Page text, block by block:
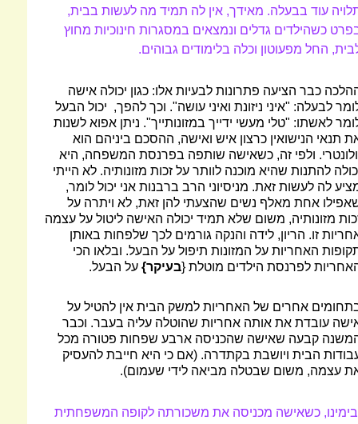
עוד בבעלה. מאידך, אין לה תמיד מה לעשות בבית,
כשהילדים גדלים ונמצאים במסגרות חינוכיות מחוץ
החל מפעוטון וכלה בלימודים גבוהים.
כבר הציעה פתרונות לבעיות אלו: כגון יכולה אישה
לבעלה: "איני ניזונת ואיני עושה". וכך להפך, יכול הבעל
לאשתו: "טלי מעשי ידייך במזונותייך". ניתן אפוא לשנות
תנאי הנישואין כרצון איש ואישה, ההסכם ביניהם הוא
ולפי זה, כשאישה שותפה בפרנסת המשפחה, היא
להתנות שהיא מוכנה לוותר על זכות מזונותיה. לא הייתי
לה לעשות זאת. מניסיוני הרב ברבנות אני יכול לומר,
אחת מאלף נשים שהצעתי להן זאת, לא ויתרה על
מזונותיה, משום שלא תמיד יכולה האישה ליטול על עצמה
זו. הריון, לידה והנקה גורמים לכך שלפחות באותן
האחריות על המזונות תיפול על הבעל. ובלאו הכי
לפרנסת הילדים מוטלת {בעיקר} על הבעל.
אחרים של האחריות למשק הבית אין להטיל על
עובדת את אותה אחריות שהוטלה עליה בעבר. וכבר
קבעה שאישה שהכניסה ארבע שפחות פטורה מכל
הבית ויושבת בקתדרה. (אם כי היא חייבת להעסיק
עצמה, משום שבטלה מביאה לידי שעמום).
כשאישה מכניסה את משכורתה לקופה המשפחתית